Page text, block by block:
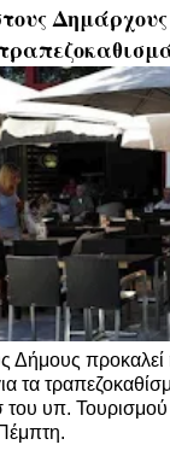
Δήμους προκαλεί
τα
του υπ. Τουρισμού